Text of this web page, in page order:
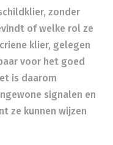
zonder
of welke rol ze
klier, gelegen
voor het goed
is daarom
signalen en
ze kunnen wijzen